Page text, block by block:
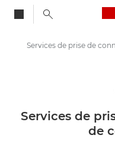
Services
Services de
de